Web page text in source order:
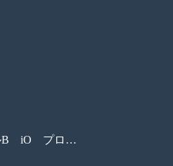
オーラルB iO プロフェッショナル（リーフレット）